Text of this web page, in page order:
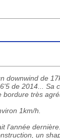
downwind de
de 2014... Sa
bordure très
1km/h.
l'année dernière.
un